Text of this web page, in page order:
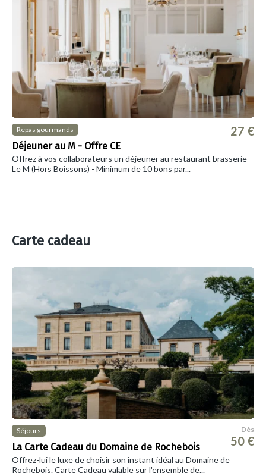
Repas gourmands
Déjeuner au M - Offre CE
27 €
Offrez à vos collaborateurs un déjeuner au restaurant brasserie
Le M (Hors Boissons) - Minimum de 10 bons par...
Carte cadeau
Séjours
La Carte Cadeau du Domaine de Rochebois
Dès
50 €
Offrez-lui le luxe de choisir son instant idéal au Domaine de
Rochebois. Carte Cadeau valable sur l'ensemble de...